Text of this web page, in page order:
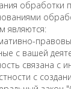
обработки
являются:
с вашей
связана с
с